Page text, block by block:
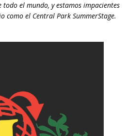
el mundo, y estamos impacientes
el Central Park SummerStage.